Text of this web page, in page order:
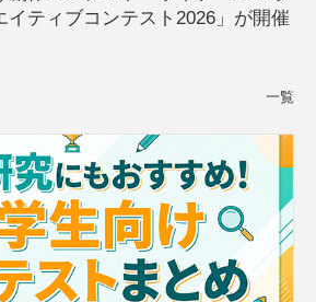
イティブコンテスト2026」が開催
一覧